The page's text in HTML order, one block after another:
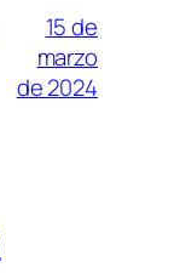
15 de
marzo
de 2024